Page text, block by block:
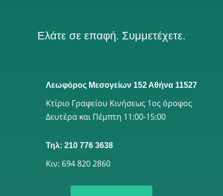
Ελάτε σε επαφή. Συμμετέχετε.
Λεωφόρος Μεσογείων 152 Αθήνα 11527
Κτίριο Γραφείου Κινήσεως 1ος όροφος
Δευτέρα και Πέμπτη 11:00-15:00
Τηλ: 210 776 3638
Κιν: 694 820 2860